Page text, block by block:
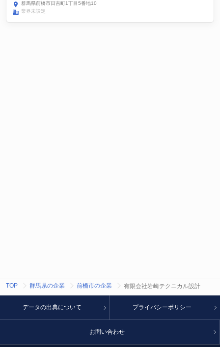
群馬県前橋市日吉町1丁目5番地10
業界未設定
TOP 群馬県の企業 前橋市の企業 有限会社岩崎テクニカル設計
データの出典について プライバシーポリシー
お問い合わせ